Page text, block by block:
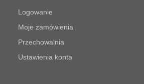
Logowanie
Moje zamówienia
Przechowalnia
Ustawienia konta